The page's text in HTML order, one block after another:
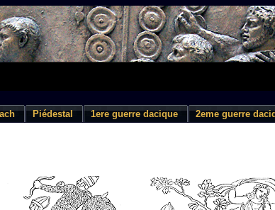
Piédestal 1ere guerre dacique 2eme guerre